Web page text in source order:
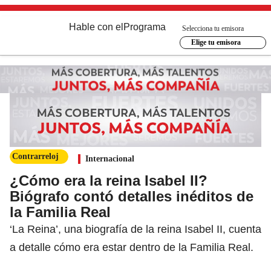
Hable con el Programa
Selecciona tu emisora
Elige tu emisora
Contrarreloj Internacional
¿Cómo era la reina Isabel II?
Biógrafo contó detalles inéditos de
la Familia Real
‘La Reina’, una biografía de la reina Isabel II, cuenta
a detalle cómo era estar dentro de la Familia Real.